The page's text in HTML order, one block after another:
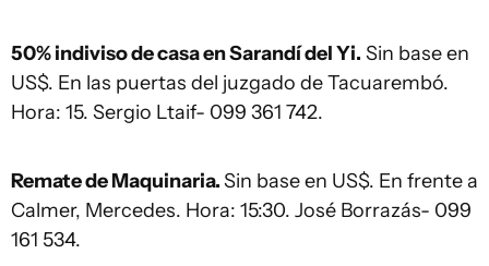
50% indiviso de casa en Sarandí del Yi. Sin base en
US$. En las puertas del juzgado de Tacuarembó.
Hora: 15. Sergio Ltaif- 099 361 742.
Remate de Maquinaria.Sin base en US$. En frente a
Calmer, Mercedes. Hora: 15:30. José Borrazás- 099
161 534.